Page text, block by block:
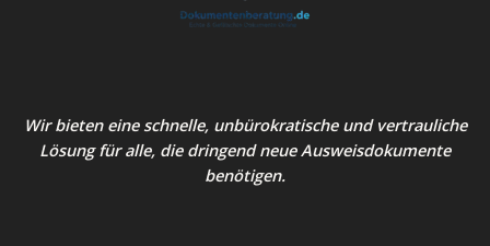
Wir bieten eine schnelle, unbürokratische und vertrauliche
Lösung für alle, die dringend neue Ausweisdokumente
benötigen.